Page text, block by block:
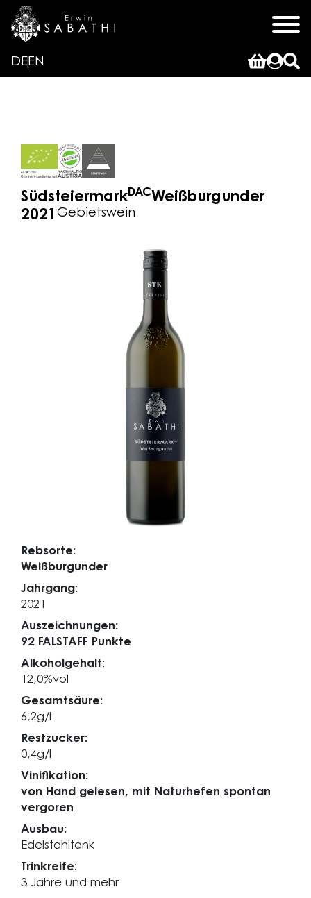
DEEN
SüdsteiermarkDACWeißburgunder
2021 Gebietswein
Rebsorte:
Weißburgunder
Jahrgang:
2021
Auszeichnungen:
92 FALSTAFF Punkte
Alkoholgehalt:
12,0%vol
Gesamtsäure:
6,2g/l
Restzucker:
0,4g/l
Vinifikation:
von Hand gelesen, mit Naturhefen spontan
vergoren
Ausbau:
Edelstahltank
Trinkreife:
3 Jahre und mehr